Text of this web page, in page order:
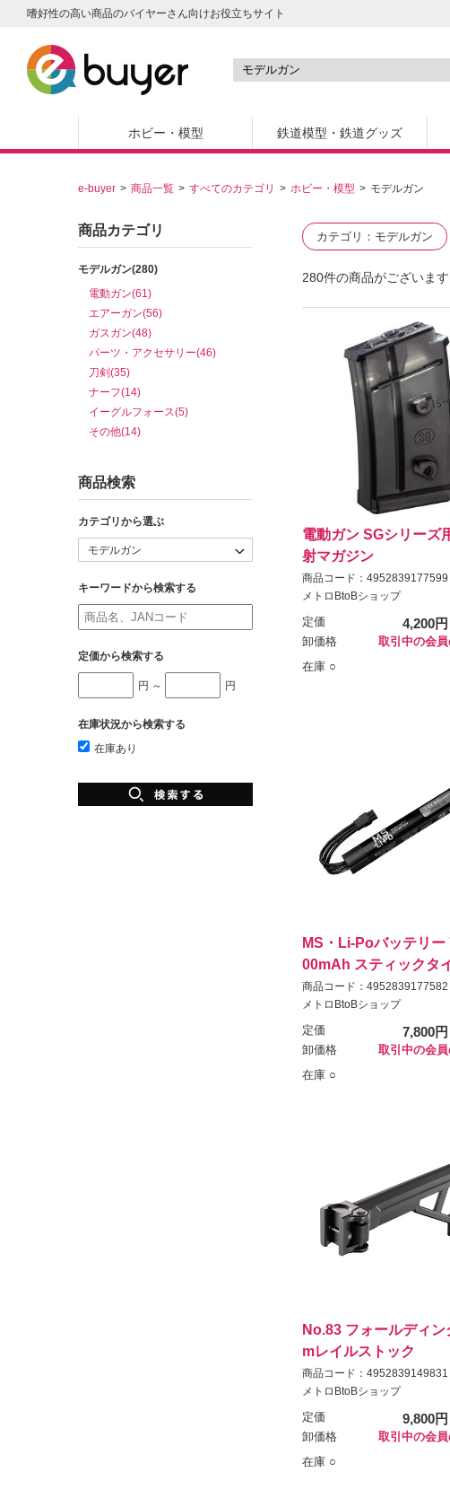
嗜好性の高い商品のバイヤーさん向けお役立ちサイト
ホビー・模型 鉄道模型・鉄道グッズ
e-buyer 商品一覧 すべてのカテゴリ ホビー・模型 モデルガン
カテゴリ モデルガン
280件の商品がございます
電動ガン SGシリーズ
射マガジン
商品コード：4952839177599
メトロBtoBショップ
定価 4,200円
卸価格
取引中の会員
在庫 ○
MS・Li-Poバッテリー
00mAh スティックタ
商品コード：4952839177582
メトロBtoBショップ
定価 7,800円
卸価格
取引中の会員
在庫 ○
No.83 フォールディン
mレイルストック
商品コード：4952839149831
メトロBtoBショップ
定価 9,800円
卸価格
取引中の会員
在庫 ○
商品カテゴリ
モデルガン(280)
電動ガン(61)
エアーガン(56)
ガスガン(48)
パーツ・アクセサリー(46)
刀剣(35)
ナーフ(14)
イーグルフォース(5)
その他(14)
商品検索
カテゴリから選ぶ
キーワードから検索する
定価から検索する
円 ～ 円
在庫状況から検索する
在庫あり